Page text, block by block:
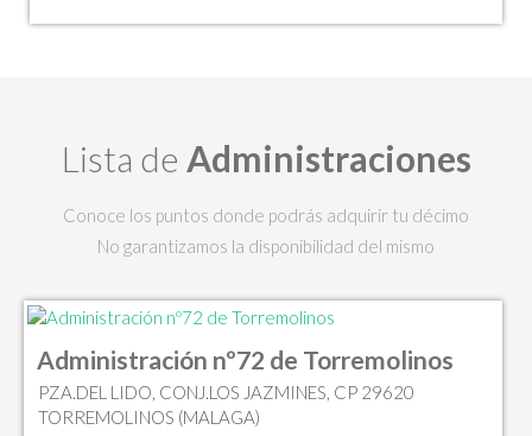
Lista de Administraciones
Conoce los puntos donde podrás adquirir tu décimo
No garantizamos la disponibilidad del mismo
Administración nº72 de Torremolinos
PZA.DEL LIDO, CONJ.LOS JAZMINES, CP 29620
TORREMOLINOS (MALAGA)